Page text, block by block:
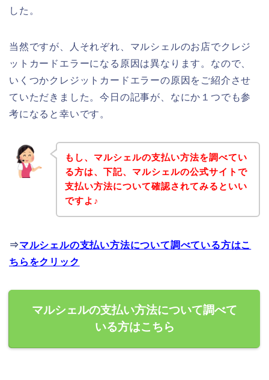
した。
当然ですが、人それぞれ、マルシェルのお店でクレジ
ットカードエラーになる原因は異なります。なので、
いくつかクレジットカードエラーの原因をご紹介させ
ていただきました。今日の記事が、なにか１つでも参
考になると幸いです。
もし、マルシェルの支払い方法を調べてい
る方は、下記、マルシェルの公式サイトで
支払い方法について確認されてみるといい
ですよ♪
⇒マルシェルの支払い方法について調べている方はこ
ちらをクリック
マルシェルの支払い方法について調べて
いる方はこちら